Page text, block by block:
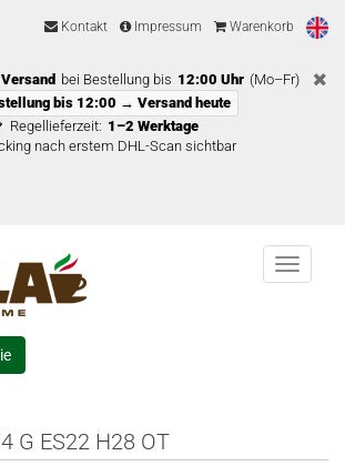
Kontakt Impressum Warenkorb
bei Bestellung bis 12:00 Uhr (Mo–Fr)
bis 12:00 → Versand heute
Regellieferzeit: 1–2 Werktage
nach erstem DHL-Scan sichtbar
Menu
G ES22 H28 OT